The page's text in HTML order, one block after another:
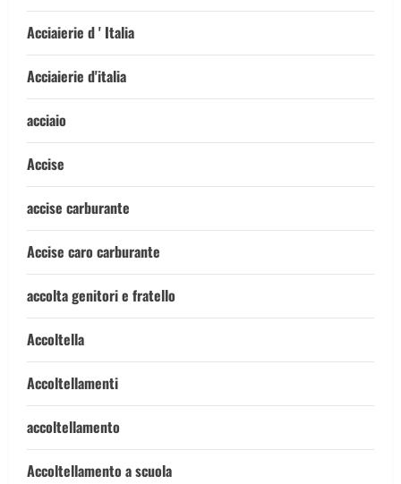
Acciaierie d ' Italia
Acciaierie d'italia
acciaio
Accise
accise carburante
Accise caro carburante
accolta genitori e fratello
Accoltella
Accoltellamenti
accoltellamento
Accoltellamento a scuola